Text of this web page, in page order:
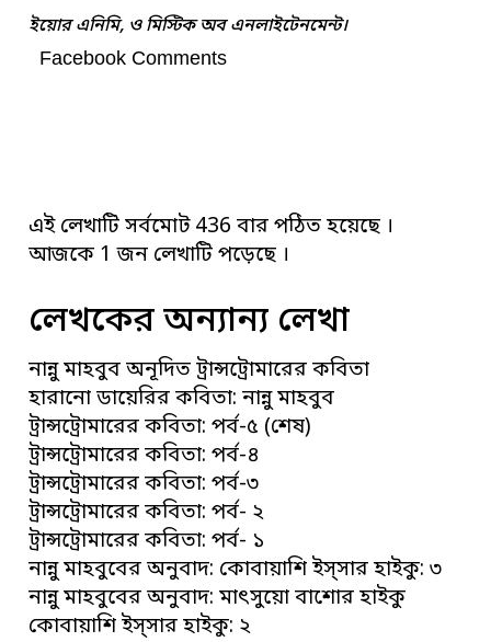
ইয়োর এনিমি, ও মিস্টিক অব এনলাইটেনমেন্ট।
Facebook Comments
এই লেখাটি সর্বমোট 436 বার পঠিত হয়েছে ।
আজকে 1 জন লেখাটি পড়েছে ।
লেখকের অন্যান্য লেখা
নান্নু মাহবুব অনূদিত ট্রান্সট্রোমারের কবিতা
হারানো ডায়েরির কবিতা: নান্নু মাহবুব
ট্রান্সট্রোমারের কবিতা: পর্ব-৫ (শেষ)
ট্রান্সট্রোমারের কবিতা: পর্ব-৪
ট্রান্সট্রোমারের কবিতা: পর্ব-৩
ট্রান্সট্রোমারের কবিতা: পর্ব- ২
ট্রান্সট্রোমারের কবিতা: পর্ব- ১
নান্নু মাহবুবের অনুবাদ: কোবায়াশি ইস্সার হাইকু: ৩
নান্নু মাহবুবের অনুবাদ: মাৎসুয়ো বাশোর হাইকু
কোবায়াশি ইস্সার হাইকু: ২